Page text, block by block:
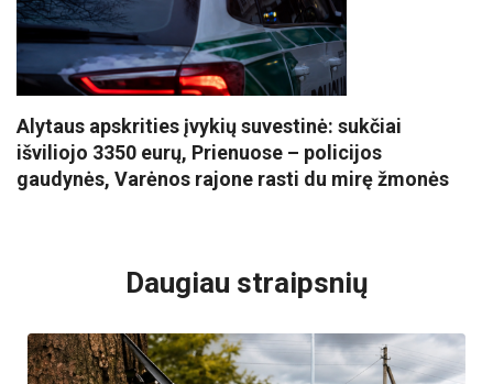
Alytaus apskrities įvykių suvestinė: sukčiai
išviliojo 3350 eurų, Prienuose – policijos
gaudynės, Varėnos rajone rasti du mirę žmonės
Daugiau straipsnių